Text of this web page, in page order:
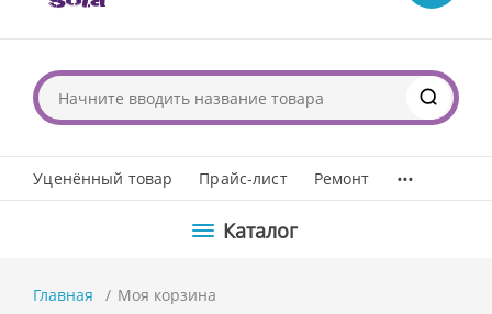
Уценённый товар Прайс-лист Ремонт ...
Каталог
Главная Моя корзина